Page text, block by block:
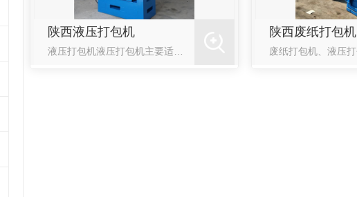
陕西液压打包机 陕西废纸打包机